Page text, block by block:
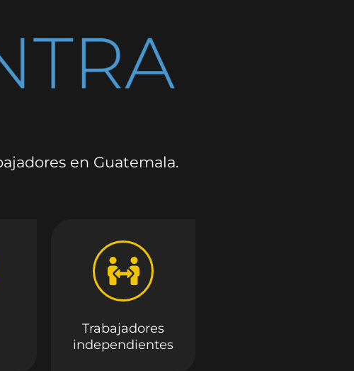
en Guatemala.
Trabajadores
independientes